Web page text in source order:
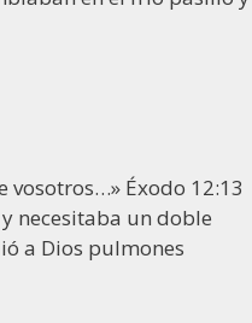
vosotros…» Éxodo 12:13
necesitaba un doble
a Dios pulmones